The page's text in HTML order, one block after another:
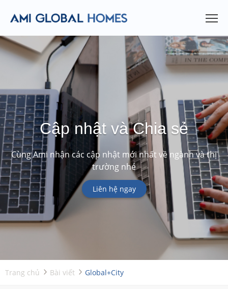
Cập nhật và Chia sẻ
Cùng Ami nhận các cập nhật mới nhất về ngành và thị
trường nhé
Liên hệ ngay
Trang chủ Bài viết Global+City